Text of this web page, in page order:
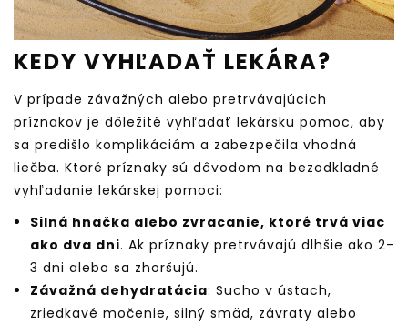
KEDY VYHĽADAŤ LEKÁRA?
V prípade závažných alebo pretrvávajúcich
príznakov je dôležité vyhľadať lekársku pomoc, aby
sa predišlo komplikáciám a zabezpečila vhodná
liečba. Ktoré príznaky sú dôvodom na bezodkladné
vyhľadanie lekárskej pomoci:
Silná hnačka alebo zvracanie, ktoré trvá viac
ako dva dni. Ak príznaky pretrvávajú dlhšie ako 2-
3 dni alebo sa zhoršujú.
Závažná dehydratácia: Sucho v ústach,
zriedkavé močenie, silný smäd, závraty alebo